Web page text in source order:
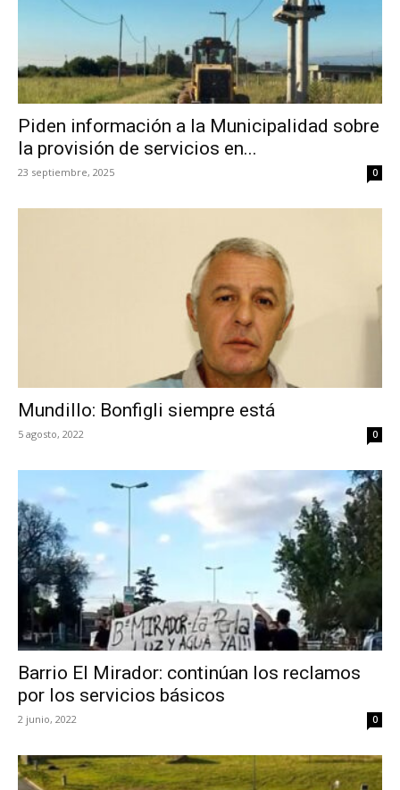
Piden información a la Municipalidad sobre
la provisión de servicios en...
23 septiembre, 2025 0
Mundillo: Bonfigli siempre está
5 agosto, 2022 0
Barrio El Mirador: continúan los reclamos
por los servicios básicos
2 junio, 2022 0